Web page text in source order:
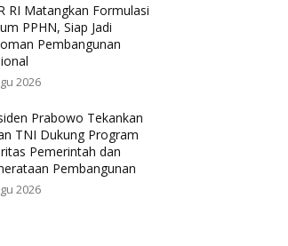
RI Matangkan Formulasi
PPHN, Siap Jadi
Pembangunan
2026
Prabowo Tekankan
TNI Dukung Program
Pemerintah dan
Pembangunan
2026